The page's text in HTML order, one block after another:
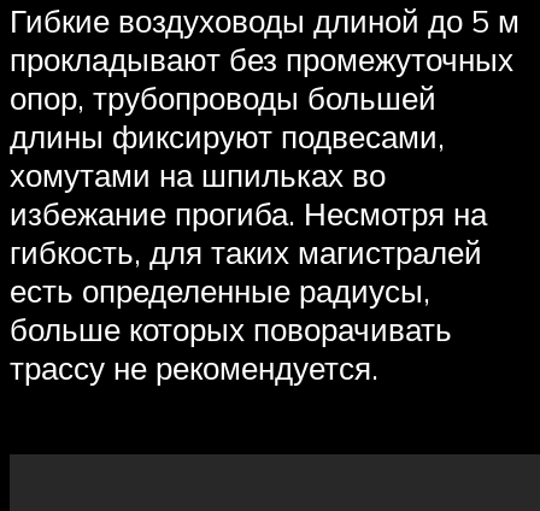
Гибкие воздуховоды длиной до 5 м
прокладывают без промежуточных
опор, трубопроводы большей
длины фиксируют подвесами,
хомутами на шпильках во
избежание прогиба. Несмотря на
гибкость, для таких магистралей
есть определенные радиусы,
больше которых поворачивать
трассу не рекомендуется.